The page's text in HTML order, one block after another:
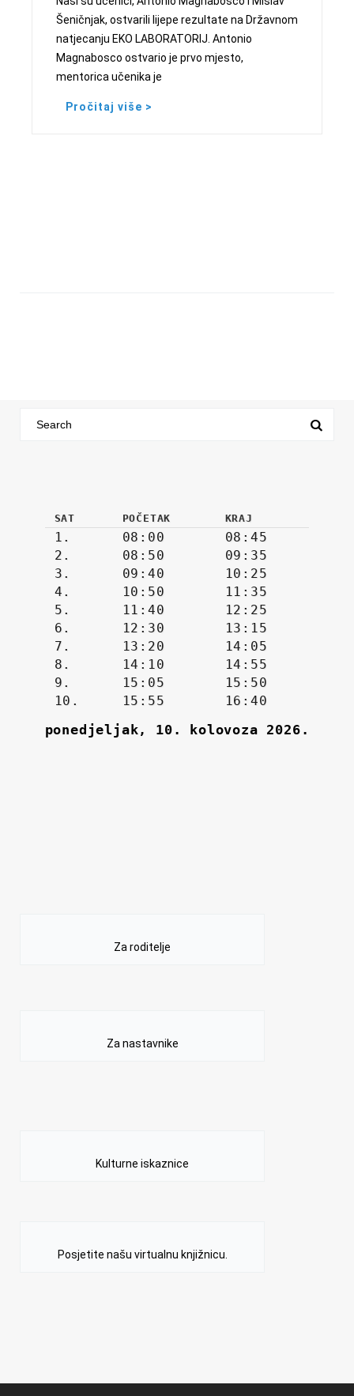
Šeničnjak, ostvarili lijepe rezultate na Državnom
natjecanju EKO LABORATORIJ. Antonio
Magnabosco ostvario je prvo mjesto,
mentorica učenika je
Pročitaj više >
Za roditelje
Za nastavnike
Kulturne iskaznice
Posjetite našu virtualnu knjižnicu.